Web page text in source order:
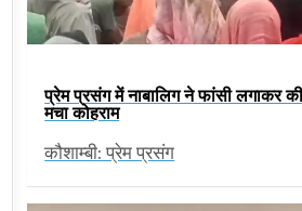
प्रेम प्रसंग में नाबालिग ने फांसी लगाकर
मचा कोहराम
कौशाम्बी: प्रेम प्रसंग